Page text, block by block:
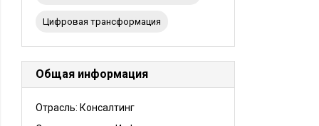
цифровая трансформация
Общая информация
Отрасль: Консалтинг